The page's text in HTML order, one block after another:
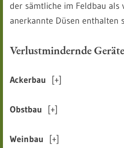
der sämtliche im Feldbau als
anerkannte Düsen enthalten
Verlustmindernde Geräte
Ackerbau [+]
Obstbau [+]
Weinbau [+]